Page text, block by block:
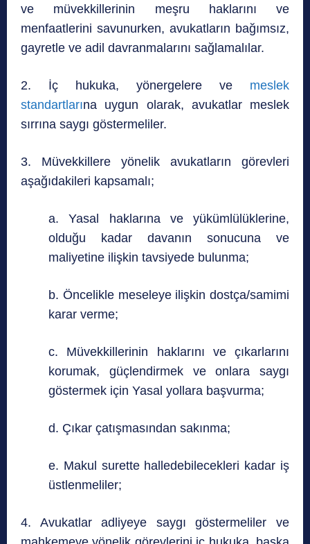
ve müvekkillerinin meşru haklarını ve
menfaatlerini savunurken, avukatların bağımsız,
gayretle ve adil davranmalarını sağlamalılar.
2. İç hukuka, yönergelere ve meslek
standartlarına uygun olarak, avukatlar meslek
sırrına saygı göstermeliler.
3. Müvekkillere yönelik avukatların görevleri
aşağıdakileri kapsamalı;
a. Yasal haklarına ve yükümlülüklerine,
olduğu kadar davanın sonucuna ve
maliyetine ilişkin tavsiyede bulunma;
b. Öncelikle meseleye ilişkin dostça/samimi
karar verme;
c. Müvekkillerinin haklarını ve çıkarlarını
korumak, güçlendirmek ve onlara saygı
göstermek için Yasal yollara başvurma;
d. Çıkar çatışmasından sakınma;
e. Makul surette halledebilecekleri kadar iş
üstlenmeliler;
4. Avukatlar adliyeye saygı göstermeliler ve